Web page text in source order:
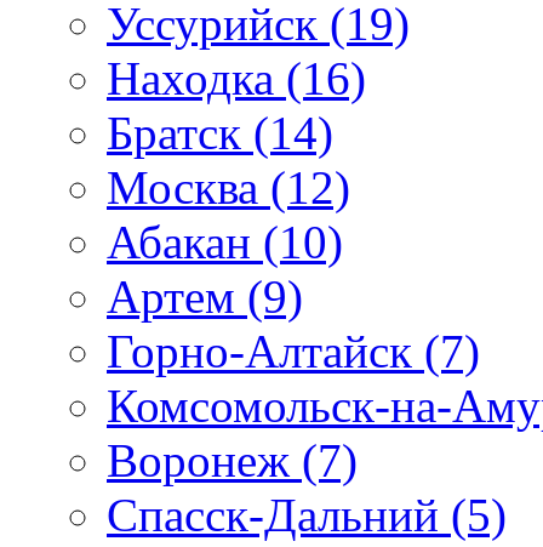
Уссурийск (19)
Находка (16)
Братск (14)
Москва (12)
Абакан (10)
Артем (9)
Горно-Алтайск (7)
Комсомольск-на-
Воронеж (7)
Спасск-Дальний (5)